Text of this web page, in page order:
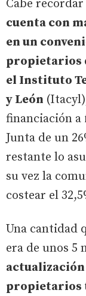
Cabe
cuenta con
en un
propietarios
el Instituto
y León
financiación
Junta de un
restante lo
su vez la
costear el
Una cantidad
era de unos 5
propietarios